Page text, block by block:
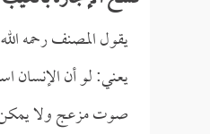
يقول المصنف رحمه
يعني: لو أن الإنسان
صوت مزعج ولا يمكن